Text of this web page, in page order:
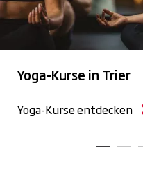
Yoga-Kurse in Trier
Yoga-Kurse entdecken